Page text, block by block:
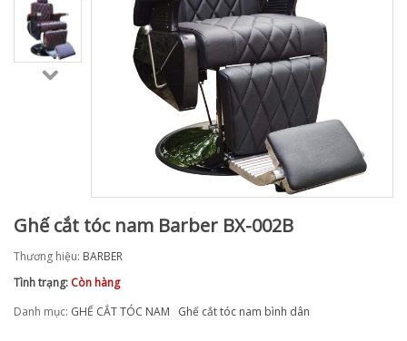
Ghế cắt tóc nam Barber BX-002B
Thương hiệu: BARBER
Tình trạng: Còn hàng
Danh mục: GHẾ CẮT TÓC NAM Ghế cắt tóc nam bình dân